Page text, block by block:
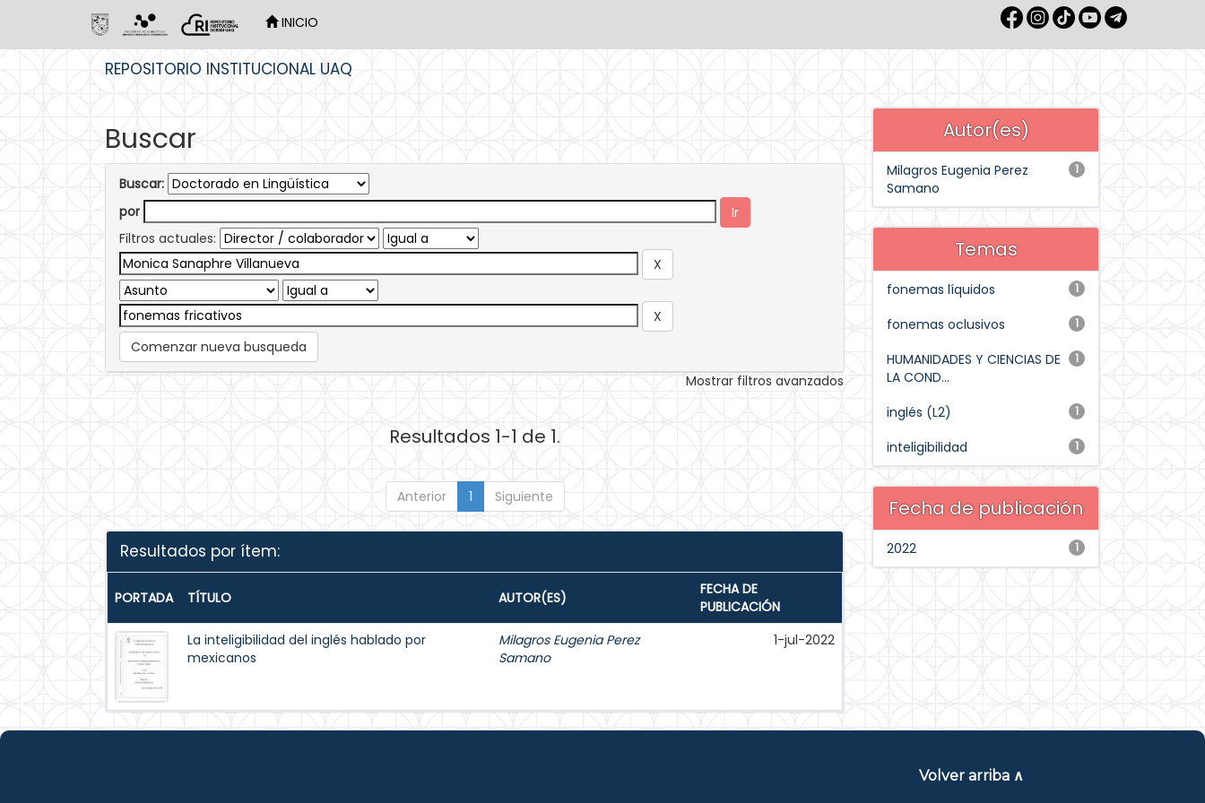
INICIO
REPOSITORIO INSTITUCIONAL UAQ
Buscar
Buscar:
por
Filtros actuales:
Comenzar nueva busqueda
Mostrar filtros avanzados
Resultados 1-1 de 1.
Anterior 1 Siguiente
Resultados por ítem:
PORTADA TÍTULO AUTOR(ES)
FECHA DE
PUBLICACIÓN
La inteligibilidad del inglés hablado por
mexicanos
Milagros Eugenia Perez
Samano
1-jul-2022
Autor(es)
1
Milagros Eugenia Perez
Samano
Temas
1
fonemas líquidos
1
fonemas oclusivos
1
HUMANIDADES Y CIENCIAS DE
LA COND...
1
inglés (L2)
1
inteligibilidad
Fecha de publicación
1
2022
Volver arriba ∧